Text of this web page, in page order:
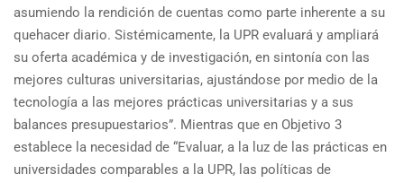
asumiendo la rendición de cuentas como parte inherente a su
quehacer diario. Sistémicamente, la UPR evaluará y ampliará
su oferta académica y de investigación, en sintonía con las
mejores culturas universitarias, ajustándose por medio de la
tecnología a las mejores prácticas universitarias y a sus
balances presupuestarios”. Mientras que en Objetivo 3
establece la necesidad de “Evaluar, a la luz de las prácticas en
universidades comparables a la UPR, las políticas de